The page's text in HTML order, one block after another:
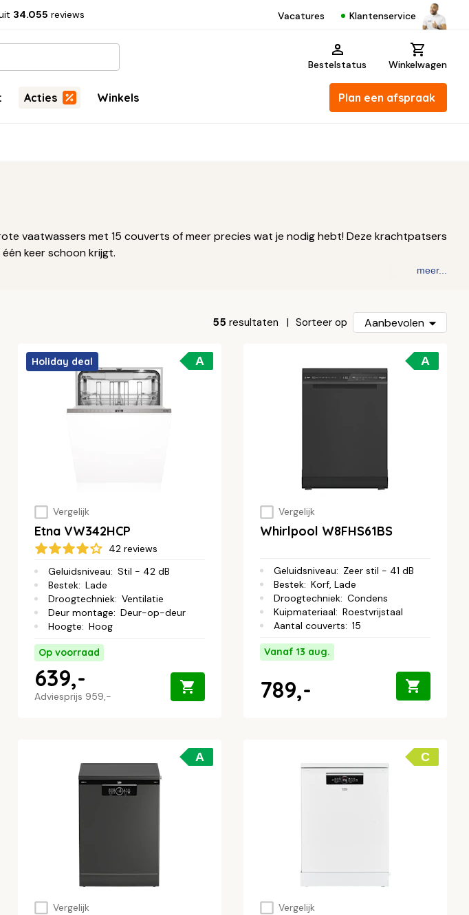
34.055 reviews Vacatures Klantenservice
Bestelstatus Winkelwagen
Acties Winkels Plan een afspraak
vaatwassers met 15 couverts of meer precies wat je nodig hebt! Deze krachtpatsers
keer schoon krijgt.
meer...
55 resultaten Sorteer op Aanbevolen
A
Holiday deal
Vergelijk
Etna VW342HCP
42 reviews
Geluidsniveau: Stil - 42 dB
Bestek: Lade
Droogtechniek: Ventilatie
Deur montage: Deur-op-deur
Hoogte: Hoog
Op voorraad
Adviesprijs 959,-
639,-
A
Vergelijk
Whirlpool W8FHS61BS
Geluidsniveau: Zeer stil - 41 dB
Bestek: Korf, Lade
Droogtechniek: Condens
Kuipmateriaal: Roestvrijstaal
Aantal couverts: 15
Vanaf 13 aug.
789,-
A
Vergelijk
C
Vergelijk